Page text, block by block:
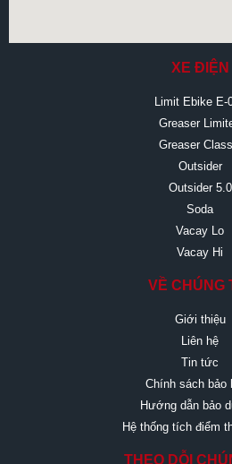
XE ĐIỆN
Limit Ebike E-
Greaser
Greaser
Outsider
Outsider 5.0
Soda
Vacay Lo
Vacay Hi
VỀ CHÚNG
Giới thiệu
Liên hệ
Tin tức
Chính sách bảo
Hướng dẫn bảo
Hệ thống tích điểm
THEO DỖI